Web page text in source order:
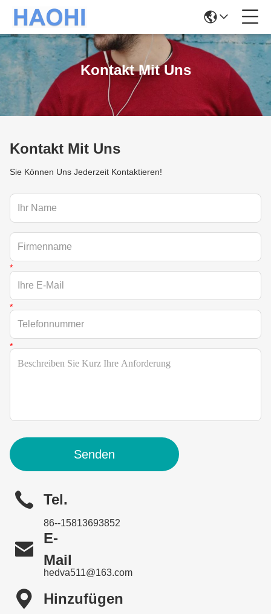
Kontakt Mit Uns
Kontakt Mit Uns
Sie Können Uns Jederzeit Kontaktieren!
Senden
Tel.
86--15813693852

E-
Mail
hedva511@163.com
 Hinzufügen